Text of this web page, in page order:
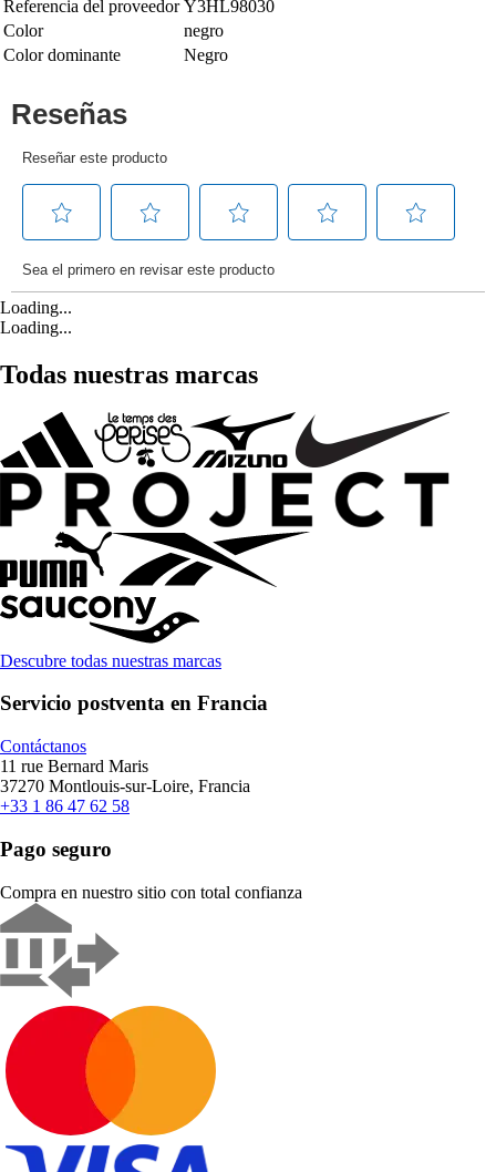
Referencia del proveedor Y3HL98030
Color
negro
Color dominante
Negro
Loading...
Loading...
Todas nuestras marcas
Descubre todas nuestras marcas
Servicio postventa en Francia
Contáctanos
11 rue Bernard Maris
37270 Montlouis-sur-Loire, Francia
+33 1 86 47 62 58
Pago seguro
Compra en nuestro sitio con total confianza